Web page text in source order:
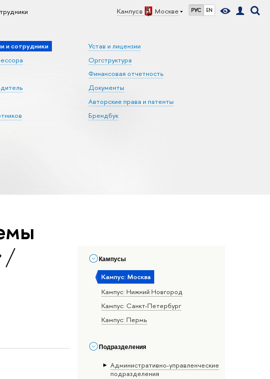
Кампус в Москве РУС EN
и сотрудники
Устав и лицензии
Оргструктура
Финансовая отчетность
Документы
Авторские права и патенты
Брендбук
Кампусы
Кампус: Москва
Кампус: Нижний Новгород
Кампус: Санкт-Петербург
Кампус: Пермь
Подразделения
Административно-управленческие
подразделения